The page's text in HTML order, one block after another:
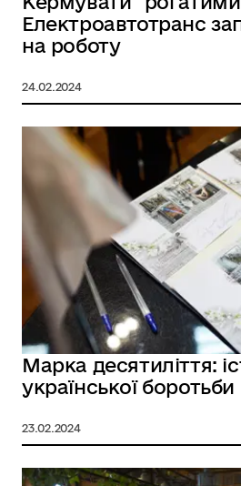
Електроавтотранс
на роботу
24.02.2024
Марка десятиліття:
української боротьби
23.02.2024